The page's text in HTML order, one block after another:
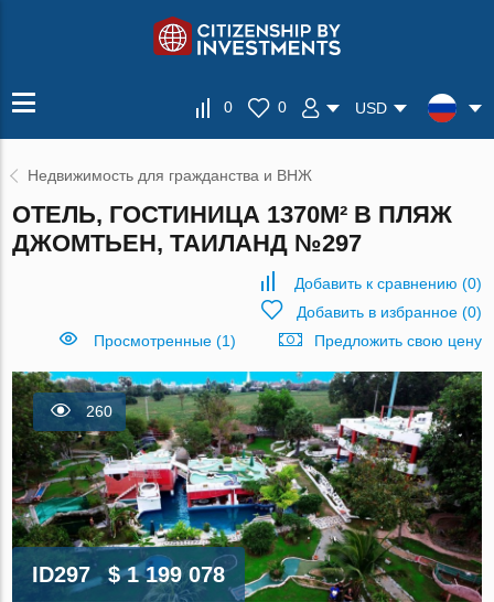
0 0 USD
Недвижимость для гражданства и ВНЖ
ОТЕЛЬ, ГОСТИНИЦА 1370М² В ПЛЯЖ
ДЖОМТЬЕН, ТАИЛАНД №297
Добавить к сравнению (0)
Добавить в избранное(0)
Просмотренные (1)
Предложить свою цену
260
ID297 $ 1 199 078